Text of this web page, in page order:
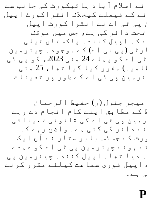
اسلام آباد ہائیکورٹ کی جانب سے
کے فیصلے کیخلاف انٹراکورٹ اپیل
پی ٹی اے نے انٹرا کورٹ اپیل
1972ء کے تحت دائر کی ہے، جس میں موقف
کہ اپیل کنندہ پاکستان ٹیلی
(پی ٹی اے) کے موجودہ چیئرمین
ہیں۔ چیئرمین پی ٹی اے کو پہلے 24 مئی 2023ء کو پی ٹی
اے میں ممبر (انتظامیہ) مقرر کیا گیا تھا، 25 مئی
چیئرمین پی ٹی اے کے طور پر تعینات
جنرل (ر) حفیظ الرحمان
کے مطابق اپنے کام انجام دے رہے
پی ٹی اے کی قانونی تعیناتی
دائر کی گئی ہے۔ واضح رہے کہ
کے جسٹس بابر ستار نے آج ایک
ہوئے چیئرمین پی ٹی اے کو عہدے
دیا تھا۔ اپیل کنندہ چیئرمین پی
اپیل فوری سماعت کیلئے مقرر کرنے
ہے۔